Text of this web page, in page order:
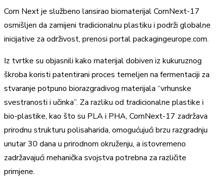
Corn Next je službeno lansirao biomaterijal CornNext-17
osmišljen da zamijeni tradicionalnu plastiku i podrži globalne
inicijative za održivost, prenosi portal packagingeurope.com.
Iz tvrtke su objasnili kako materijal dobiven iz kukuruznog
škroba koristi patentirani proces temeljen na fermentaciji za
stvaranje potpuno biorazgradivog materijala “vrhunske
svestranosti i učinka”. Za razliku od tradicionalne plastike i
bio-plastike, kao što su PLA i PHA, CornNext-17 zadržava
prirodnu strukturu polisaharida, omogućujući brzu razgradnju
unutar 30 dana u prirodnom okruženju, a istovremeno
zadržavajući mehanička svojstva potrebna za različite
primjene.